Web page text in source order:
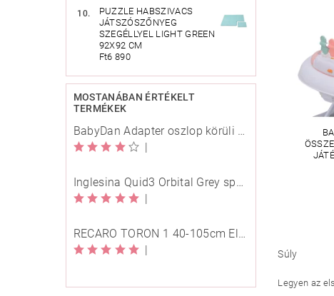
PUZZLE HABSZIVACS
JÁTSZÓSZŐNYEG
SZEGÉLLYEL LIGHT GREEN
92X92 CM
Ft6 890
MOSTANÁBAN ÉRTÉKELT
TERMÉKEK
BabyDan Adapter oszlop körüli rögzítésre
|
Inglesina Quid3 Orbital Grey sport babakocsi
|
RECARO TORON 1 40-105cm Elegant Beige
|
Súly
Legyen az